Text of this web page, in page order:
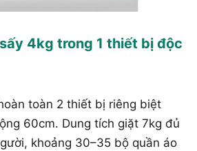
4kg trong 1 thiết bị độc
toàn 2 thiết bị riêng biệt
60cm. Dung tích giặt 7kg đủ
khoảng 30–35 bộ quần áo